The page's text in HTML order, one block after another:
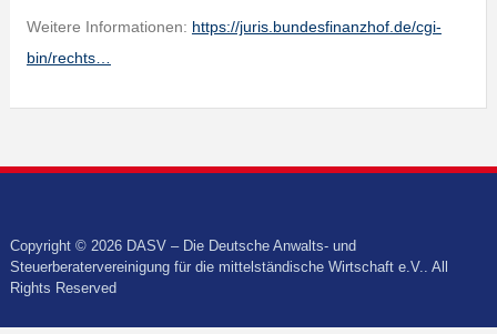
Weitere Informationen: https://juris.bundesfinanzhof.de/cgi-
bin/rechts…
Copyright © 2026 DASV – Die Deutsche Anwalts- und
Steuerberatervereinigung für die mittelständische Wirtschaft e.V.. All
Rights Reserved